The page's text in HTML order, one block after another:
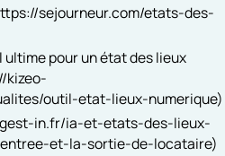
sejourneur.com/etats-des-
ultime pour un état des lieux
kizeo-
outil-etat-lieux-numerique)
in.fr/ia-et-etats-des-lieux-
et-la-sortie-de-locataire)